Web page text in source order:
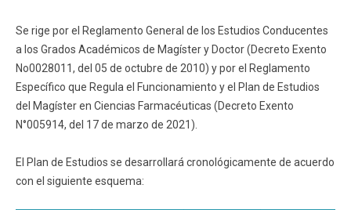
Se rige por el Reglamento General de los Estudios Conducentes
a los Grados Académicos de Magíster y Doctor (Decreto Exento
No0028011, del 05 de octubre de 2010) y por el Reglamento
Específico que Regula el Funcionamiento y el Plan de Estudios
del Magíster en Ciencias Farmacéuticas (Decreto Exento
N°005914, del 17 de marzo de 2021).
El Plan de Estudios se desarrollará cronológicamente de acuerdo
con el siguiente esquema: